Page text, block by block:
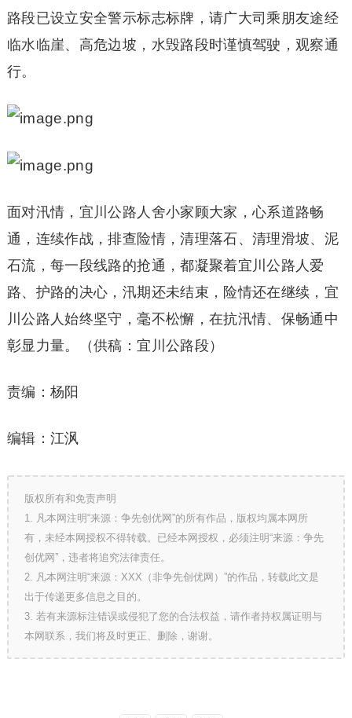
路段已设立安全警示标志标牌，请广大司乘朋友途经
临水临崖、高危边坡，水毁路段时谨慎驾驶，观察通
行。
面对汛情，宜川公路人舍小家顾大家，心系道路畅
通，连续作战，排查险情，清理落石、清理滑坡、泥
石流，每一段线路的抢通，都凝聚着宜川公路人爱
路、护路的决心，汛期还未结束，险情还在继续，宜
川公路人始终坚守，毫不松懈，在抗汛情、保畅通中
彰显力量。（供稿：宜川公路段）
责编：杨阳
编辑：江沨
版权所有和免责声明
1. 凡本网注明“来源：争先创优网”的所有作品，版权均属本网所
有，未经本网授权不得转载。已经本网授权，必须注明“来源：争先
创优网”，违者将追究法律责任。
2. 凡本网注明“来源：XXX（非争先创优网）”的作品，转载此文是
出于传递更多信息之目的。
3. 若有来源标注错误或侵犯了您的合法权益，请作者持权属证明与
本网联系，我们将及时更正、删除，谢谢。